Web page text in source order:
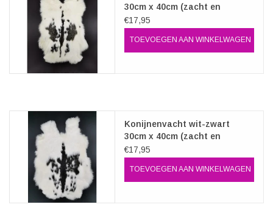
30cm x 40cm (zacht en
geurloos)
€17,95
TOEVOEGEN AAN WINKELWAGEN
Konijnenvacht wit-zwart
30cm x 40cm (zacht en
geurloos)
€17,95
TOEVOEGEN AAN WINKELWAGEN